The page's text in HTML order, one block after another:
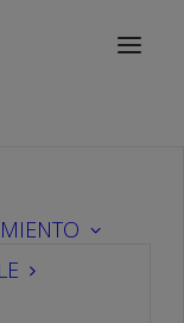
en el